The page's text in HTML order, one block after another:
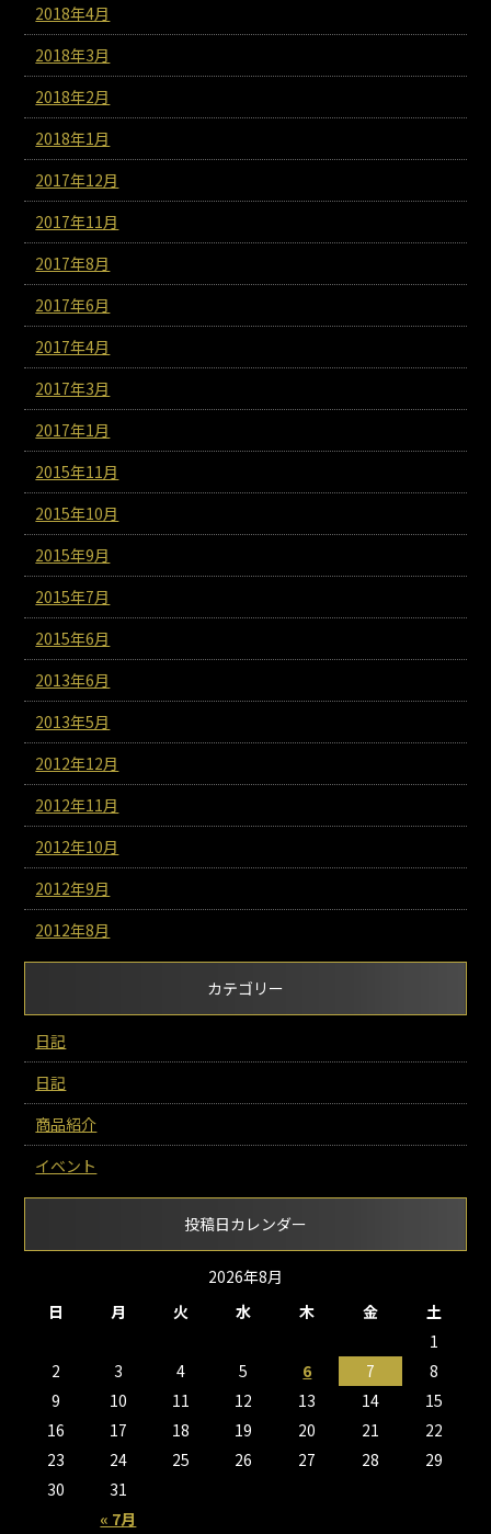
2018年4月
2018年3月
2018年2月
2018年1月
2017年12月
2017年11月
2017年8月
2017年6月
2017年4月
2017年3月
2017年1月
2015年11月
2015年10月
2015年9月
2015年7月
2015年6月
2013年6月
2013年5月
2012年12月
2012年11月
2012年10月
2012年9月
2012年8月
カテゴリー
日記
日記
商品紹介
イベント
投稿日カレンダー
2026年8月
日
月 火 水 木 金 土
« 7月
1
2
3 4 5 6 7
8
9
10 11 12 13 14
15
16
17 18 19 20 21
22
23
24 25 26 27 28
29
30
31